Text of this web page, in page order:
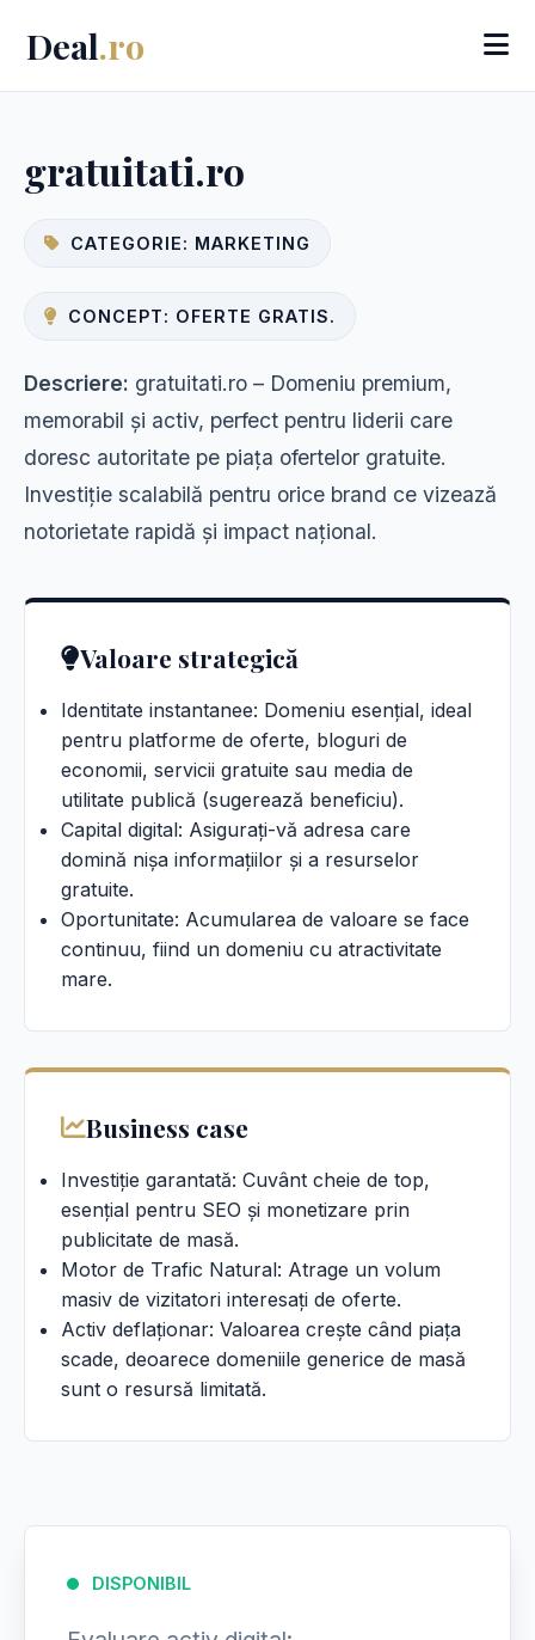
Deal.ro
gratuitati.ro
CATEGORIE: MARKETING
CONCEPT: OFERTE GRATIS.
Descriere: gratuitati.ro – Domeniu premium,
memorabil și activ, perfect pentru liderii care
doresc autoritate pe piața ofertelor gratuite.
Investiție scalabilă pentru orice brand ce vizează
notorietate rapidă și impact național.
Valoare strategică
Identitate instantanee: Domeniu esențial, ideal
pentru platforme de oferte, bloguri de
economii, servicii gratuite sau media de
utilitate publică (sugerează beneficiu).
Capital digital: Asigurați-vă adresa care
domină nișa informațiilor și a resurselor
gratuite.
Oportunitate: Acumularea de valoare se face
continuu, fiind un domeniu cu atractivitate
mare.
Business case
Investiție garantată: Cuvânt cheie de top,
esențial pentru SEO și monetizare prin
publicitate de masă.
Motor de Trafic Natural: Atrage un volum
masiv de vizitatori interesați de oferte.
Activ deflaționar: Valoarea crește când piața
scade, deoarece domeniile generice de masă
sunt o resursă limitată.
DISPONIBIL